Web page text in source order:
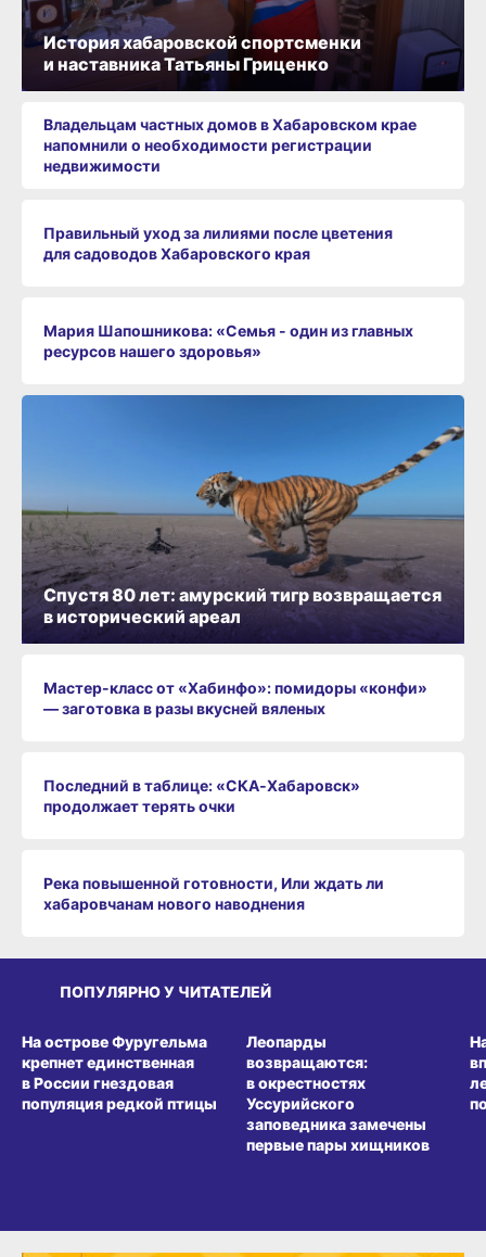
История хабаровской спортсменки
и наставника Татьяны Гриценко
Владельцам частных домов в Хабаровском крае
напомнили о необходимости регистрации
недвижимости
Правильный уход за лилиями после цветения
для садоводов Хабаровского края
Мария Шапошникова: «Семья - один из главных
ресурсов нашего здоровья»
Мастер-класс от «Хабинфо»: помидоры «конфи»
— заготовка в разы вкусней вяленых
Последний в таблице: «СКА‑Хабаровск»
продолжает терять очки
Река повышенной готовности, Или ждать ли
хабаровчанам нового наводнения
Спустя 80 лет: амурский тигр возвращается
в исторический ареал
ПОПУЛЯРНО У ЧИТАТЕЛЕЙ
На острове Фуругельма
крепнет единственная
в России гнездовая
популяция редкой птицы
Леопарды
возвращаются:
в окрестностях
Уссурийского
заповедника замечены
первые пары хищников